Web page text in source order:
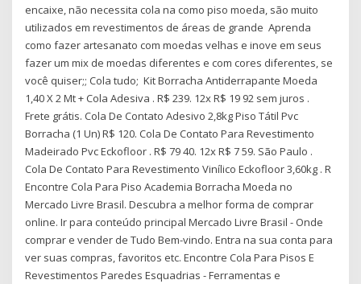
encaixe, não necessita cola na como piso moeda, são muito
utilizados em revestimentos de áreas de grande Aprenda
como fazer artesanato com moedas velhas e inove em seus
fazer um mix de moedas diferentes e com cores diferentes, se
você quiser;; Cola tudo; Kit Borracha Antiderrapante Moeda
1,40 X 2 Mt + Cola Adesiva . R$ 239. 12x R$ 19 92 sem juros .
Frete grátis. Cola De Contato Adesivo 2,8kg Piso Tátil Pvc
Borracha (1 Un) R$ 120. Cola De Contato Para Revestimento
Madeirado Pvc Eckofloor . R$ 79 40. 12x R$ 7 59. São Paulo .
Cola De Contato Para Revestimento Vinílico Eckofloor 3,60kg . R
Encontre Cola Para Piso Academia Borracha Moeda no
Mercado Livre Brasil. Descubra a melhor forma de comprar
online. Ir para conteúdo principal Mercado Livre Brasil - Onde
comprar e vender de Tudo Bem-vindo. Entra na sua conta para
ver suas compras, favoritos etc. Encontre Cola Para Pisos E
Revestimentos Paredes Esquadrias - Ferramentas e